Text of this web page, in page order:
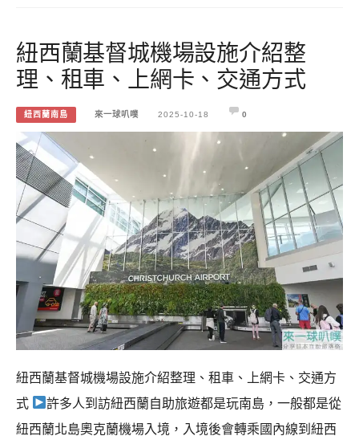
紐西蘭基督城機場設施介紹整
理、租車、上網卡、交通方式
紐西蘭南島 來一球叭噗 2025-10-18 0
紐西蘭基督城機場設施介紹整理、租車、上網卡、交通方
式
許多人到訪紐西蘭自助旅遊都是玩南島，一般都是從
紐西蘭北島奧克蘭機場入境，入境後會轉乘國內線到紐西